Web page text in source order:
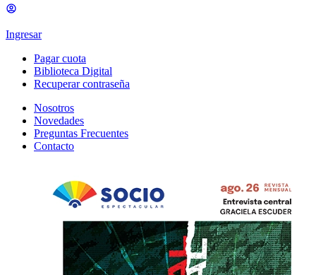
Ingresar
Pagar cuota
Biblioteca Digital
Recuperar contraseña
Nosotros
Novedades
Preguntas Frecuentes
Contacto